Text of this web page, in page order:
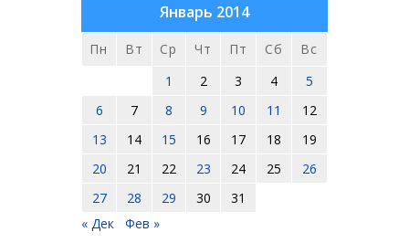
Январь 2014
Пн Вт Ср Чт Пт Сб
Вс
1
2 3 4
5
6
7 8 9 10 11
12
13
14 15 16 17 18
19
20
21 22 23 24 25
26
27
28 29 30
31
« Дек
Фев »